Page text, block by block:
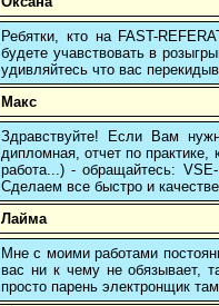
Ребятки, кто на FAST-
будете учавствовать в
удивляйтесь что вас
Макс
Здравствуйте! Если Вам
дипломная, отчет по
работа...) - обращайтесь:
Сделаем все быстро и
Лайма
Мне с моими работами
вас ни к чему не обязывает,
просто парень электронщик